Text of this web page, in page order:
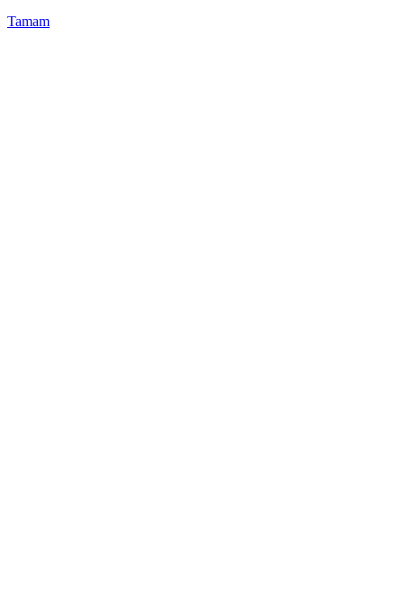
Tamam